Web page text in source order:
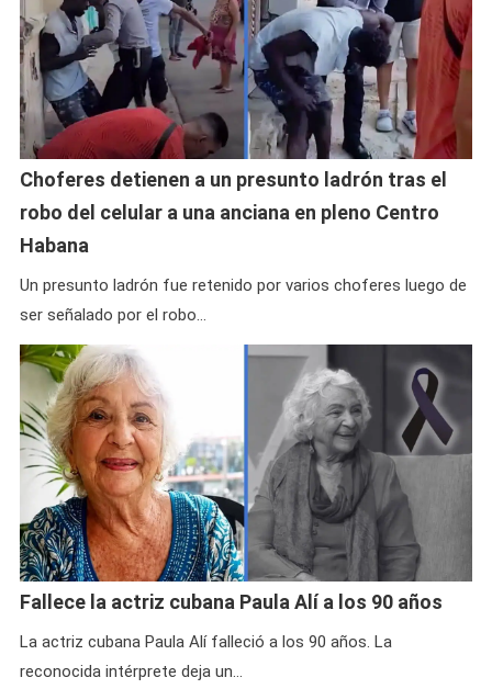
Choferes detienen a un presunto ladrón tras el
robo del celular a una anciana en pleno Centro
Habana
Un presunto ladrón fue retenido por varios choferes luego de
ser señalado por el robo…
Fallece la actriz cubana Paula Alí a los 90 años
La actriz cubana Paula Alí falleció a los 90 años. La
reconocida intérprete deja un…